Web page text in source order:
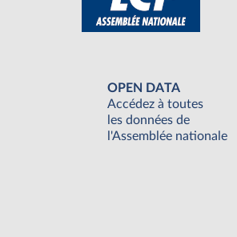
OPEN DATA
Accédez à toutes
les données de
l'Assemblée nationale